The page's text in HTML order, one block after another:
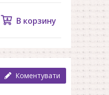
В корзину
Коментувати